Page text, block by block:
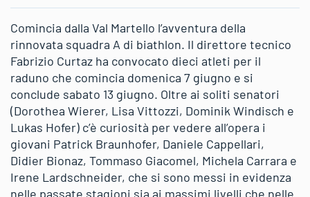
Comincia dalla Val Martello l’avventura della
rinnovata squadra A di biathlon. Il direttore tecnico
Fabrizio Curtaz ha convocato dieci atleti per il
raduno che comincia domenica 7 giugno e si
conclude sabato 13 giugno. Oltre ai soliti senatori
(Dorothea Wierer, Lisa Vittozzi, Dominik Windisch e
Lukas Hofer) c’è curiosità per vedere all’opera i
giovani Patrick Braunhofer, Daniele Cappellari,
Didier Bionaz, Tommaso Giacomel, Michela Carrara e
Irene Lardschneider, che si sono messi in evidenza
nelle passate stagioni sia ai massimi livelli che nelle